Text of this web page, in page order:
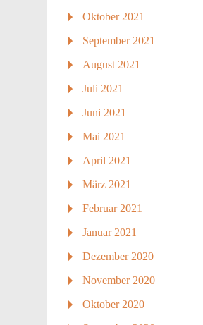
Oktober 2021
September 2021
August 2021
Juli 2021
Juni 2021
Mai 2021
April 2021
März 2021
Februar 2021
Januar 2021
Dezember 2020
November 2020
Oktober 2020